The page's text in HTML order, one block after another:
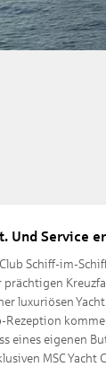
Und Service
Schiff-im-
prächtigen
luxuriösen
Rezeption
eines eigenen
MSC Yacht